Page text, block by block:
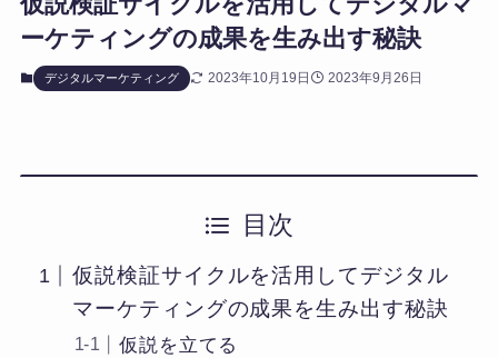
ーケティングの成果を生み出す秘訣
デジタルマーケティング 2023年10月19日 2023年9月26日
目次
仮説検証サイクルを活用してデジタル
マーケティングの成果を生み出す秘訣
仮説を立てる